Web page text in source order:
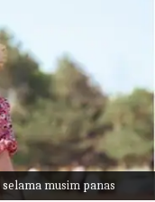
musim panas
pm
kita akan
Tapi